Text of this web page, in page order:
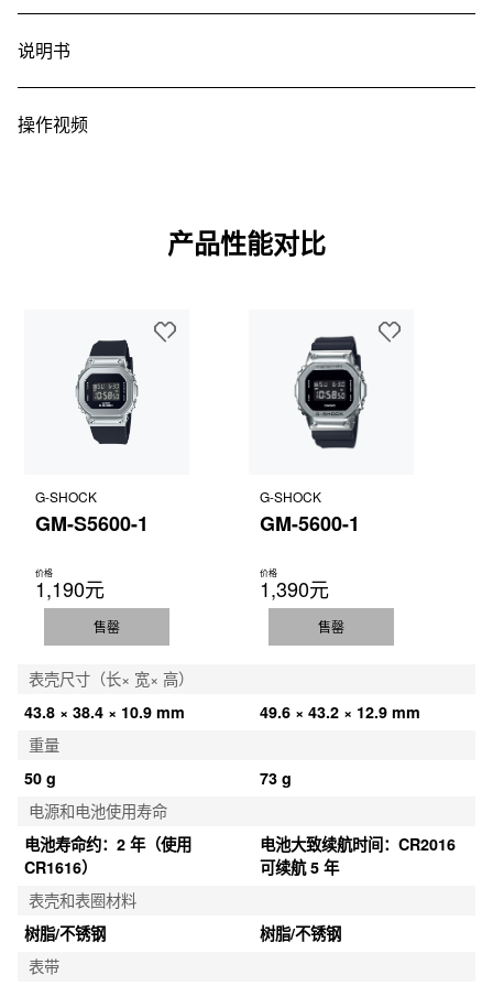
说明书
操作视频
产品性能对比
G-SHOCK
GM-S5600-1
价格
1,190元
售罄
G-SHOCK
GM-5600-1
价格
1,390元
售罄
表壳尺寸（长× 宽× 高）
43.8 × 38.4 × 10.9 mm
49.6 × 43.2 × 12.9 mm
重量
50 g
73 g
电源和电池使用寿命
电池寿命约：2 年（使用
CR1616）
电池大致续航时间：CR2016
可续航 5 年
表壳和表圈材料
树脂/不锈钢
树脂/不锈钢
表带